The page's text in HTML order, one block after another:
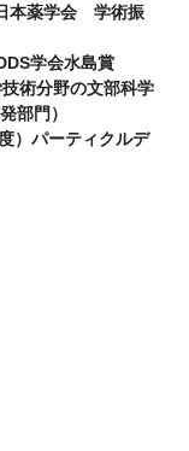
本薬学会 学術振
学会水島賞
術分野の文部科学
部門）
）パーティクルデ